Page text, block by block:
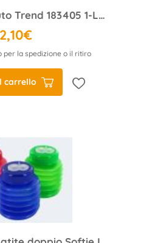
Dosenspitzer Auto Trend 183405 1-Loch
2,10€
per la spedizione o il ritiro
carrello